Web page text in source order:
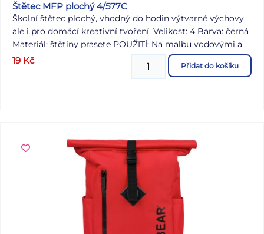
Štětec MFP plochý 4/577C
Školní štětec plochý, vhodný do hodin výtvarné výchovy,
ale i pro domácí kreativní tvoření. Velikost: 4 Barva: černá
Materiál: štětiny prasete POUŽITÍ: Na malbu vodovými a
temperovými barvami, k vykreslování různých ploch na
papíře, k malování na kamínky. Štětce jsou uloženy v
19 Kč Přidat do košíku